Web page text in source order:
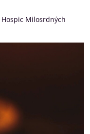
Milosrdných